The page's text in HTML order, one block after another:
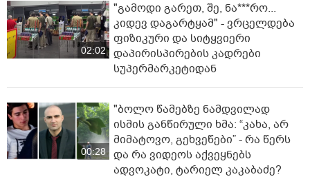
02:02
"გამოდი გარეთ, შე, ნა***რო...
კიდევ დაგარტყამ" - ვრცელდება
ფიზიკური და სიტყვიერი
დაპირისპირების კადრები
სუპერმარკეტიდან
00:28
"ბოლო წამებზე ნამდვილად
ისმის განწირული ხმა: “კახა, არ
მიმატოვო, გეხვეწები” - რა წერს
და რა ვიდეოს აქვეყნებს
ადვოკატი, ტარიელ კაკაბაძე?